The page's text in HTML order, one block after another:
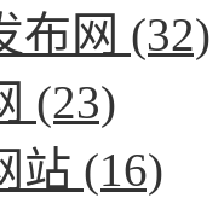
布网 (32)
(23)
站 (16)